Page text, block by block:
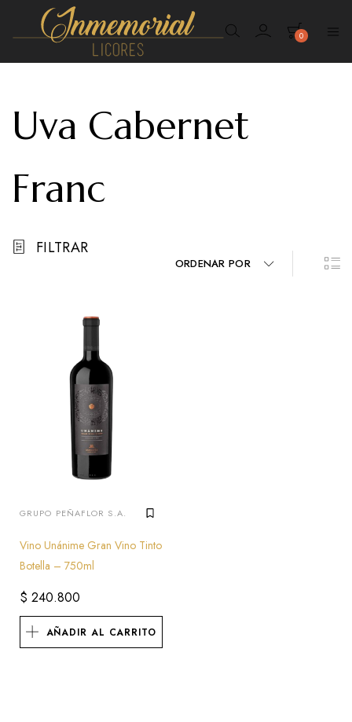
Inmemorial
0
Uva Cabernet
Franc
FILTRAR
ORDENAR POR
GRUPO PEÑAFLOR S.A.
Vino Unánime Gran Vino Tinto
Botella – 750ml
$ 240.800
AÑADIR AL CARRITO